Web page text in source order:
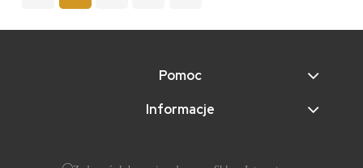
Pomoc
Informacje